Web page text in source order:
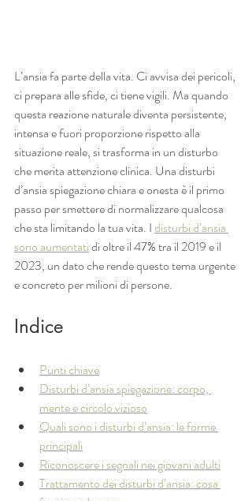
L’ansia fa parte della vita. Ci avvisa dei pericoli,
ci prepara alle sfide, ci tiene vigili. Ma quando
questa reazione naturale diventa persistente,
intensa e fuori proporzione rispetto alla
situazione reale, si trasforma in un disturbo
che merita attenzione clinica. Una disturbi
d’ansia spiegazione chiara e onesta è il primo
passo per smettere di normalizzare qualcosa
che sta limitando la tua vita. I disturbi d’ansia
sono aumentati di oltre il 47% tra il 2019 e il
2023, un dato che rende questo tema urgente
e concreto per milioni di persone.
Indice
Punti chiave
Disturbi d’ansia spiegazione: corpo,
mente e circolo vizioso
Quali sono i disturbi d’ansia: le forme
principali
Riconoscere i segnali nei giovani adulti
Trattamento dei disturbi d’ansia: cosa